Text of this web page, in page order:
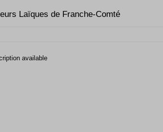
Laïques de Franche-Comté
available